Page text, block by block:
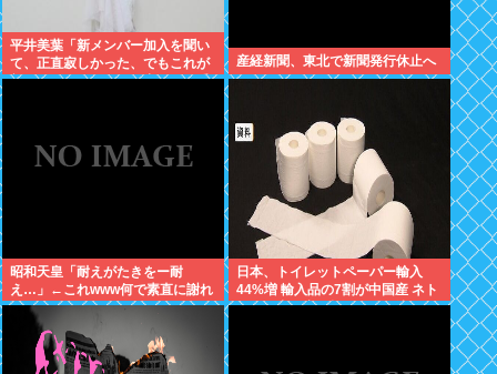
平井美葉「新メンバー加入を聞い
て、正直寂しかった、でもこれが
新しいビヨなんだと、寂しさを受
産経新聞、東北で新聞発行休止へ
昭和天皇「耐えがたきをー耐
え…」←これwww何で素直に謝れ
ねーの？？！？
日本、トイレットペーパー輸入
44%増 輸入品の7割が中国産 ネト
ウヨ、中国産を拒否し咽び泣きな